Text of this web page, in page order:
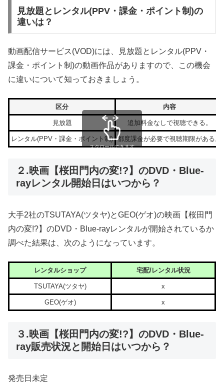
見放題とレンタル(PPV・課金・ポイント制)の
違いは？
動画配信サービス(VOD)には、見放題とレンタル(PPV・
課金・ポイント制)の動画作品がありますので、この機会
に違いについて知っておきましょう。
区分 内容
見放題 追加料金なしで視聴できる。
レンタル(PPV・課金・ポイント制) 都度課金が必要で視聴期限がある。
スクロールできます
２.映画【桜田門内の変!?】のDVD・Blue-
rayレンタル開始日はいつから？
大手2社のTSUTAYA(ツタヤ)とGEO(ゲオ)の映画【桜田門
内の変!?】のDVD・Blue-rayレンタルが開始されているか
調べた結果は、次のようになっています。
レンタルショップ 宅配/レンタル状況
TSUTAYA(ツタヤ) x
GEO(ゲオ) x
３.映画【桜田門内の変!?】のDVD・Blue-
ray販売状況と開始日はいつから？
発売日未定